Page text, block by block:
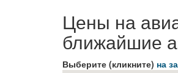
Цены на
ближайшие
Выберите (кликните) на